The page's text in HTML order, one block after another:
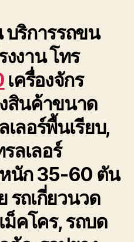
บริการรถขน
งงาน โทร
เครื่องจักร
สินค้าขนาด
ลอร์พื้นเรียบ,
ลเลอร์
นัก 35-60 ตัน
รถเกี่ยวนวด
คโคร, รถบด